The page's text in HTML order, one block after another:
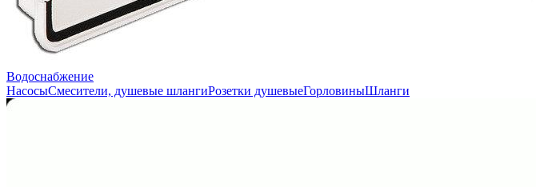
Водоснабжение
НасосыСмесители, душевые шлангиРозетки душевыеГорловиныШланги